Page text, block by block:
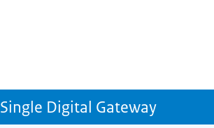
Single Digital Gateway